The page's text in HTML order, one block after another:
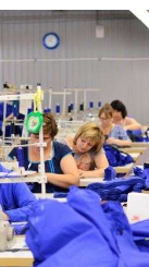
La
3 Horas
La
3 Horas
La
3 Horas
4 Horas
Una
5 Horas